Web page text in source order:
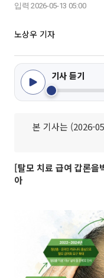
입력 2026-05-13 05:00
노상우 기자
기사 듣기
본 기사는 (2026-
[탈모 치료 급여 갑론
아